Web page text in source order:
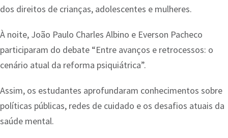
dos direitos de crianças, adolescentes e mulheres.
À noite, João Paulo Charles Albino e Everson Pacheco
participaram do debate “Entre avanços e retrocessos: o
cenário atual da reforma psiquiátrica”.
Assim, os estudantes aprofundaram conhecimentos sobre
políticas públicas, redes de cuidado e os desafios atuais da
saúde mental.